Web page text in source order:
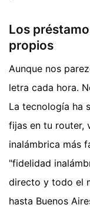
Los
propios
Aunque nos
letra cada hora.
La tecnología ha
fijas en tu router,
inalámbrica más
"fidelidad
directo y todo el
hasta Buenos